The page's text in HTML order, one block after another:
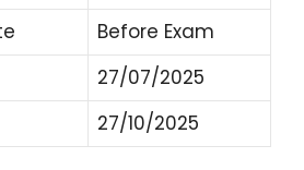
Before Exam
27/07/2025
27/10/2025